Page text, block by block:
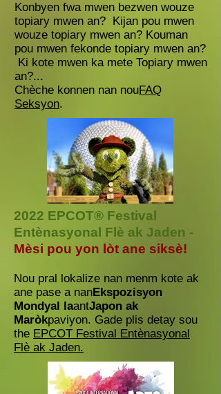
Konbyen fwa mwen bezwen wouze
topiary mwen an? Kijan pou mwen
wouze topiary mwen an? Kouman
pou mwen fekonde topiary mwen an?
Ki kote mwen ka mete Topiary mwen
an?...
Chèche konnen nan nouFAQ
Seksyon.
2022 EPCOT® Festival
Entènasyonal Flè ak Jaden -
Mèsi pou yon lòt ane siksè!
Nou pral lokalize nan menm kote ak
ane pase a nanEkspozisyon
Mondyal laantJapon ak
Maròkpaviyon. Gade plis detay sou
the EPCOT Festival Entènasyonal
Flè ak Jaden.